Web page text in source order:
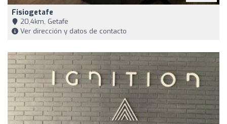
Fisiogetafe
20,4km, Getafe
Ver dirección y datos de contacto